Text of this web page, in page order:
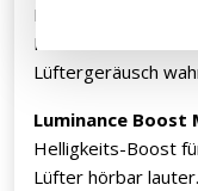
Im normalen
Pro flüsterleise.
Lüftergeräusch
Luminance Boost
Helligkeits-Boost
Lüfter hörbar